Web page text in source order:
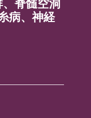
脊髄空洞
病、神経